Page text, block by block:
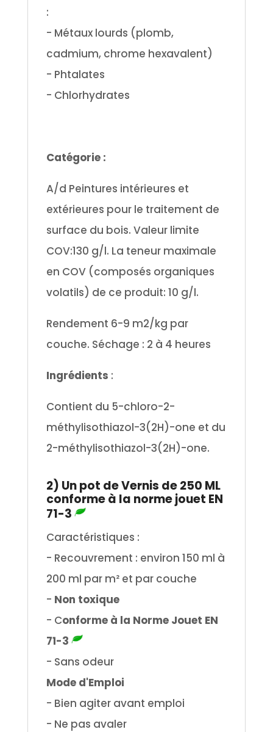
:
- Métaux lourds (plomb,
cadmium, chrome hexavalent)
- Phtalates
- Chlorhydrates
Catégorie :
A/d Peintures intérieures et
extérieures pour le traitement de
surface du bois. Valeur limite
COV:130 g/l. La teneur maximale
en COV (composés organiques
volatils) de ce produit: 10 g/l.
Rendement 6-9 m2/kg par
couche. Séchage : 2 à 4 heures
Ingrédients :
Contient du 5-chloro-2-
méthylisothiazol-3(2H)-one et du
2-méthylisothiazol-3(2H)-one.
2) Un pot de Vernis de 250 ML
conforme à la norme jouet EN
71-3
Caractéristiques :
- Recouvrement : environ 150 ml à
200 ml par m² et par couche
- Non toxique
- Conforme à la Norme Jouet EN
71-3
- Sans odeur
Mode d'Emploi
- Bien agiter avant emploi
- Ne pas avaler